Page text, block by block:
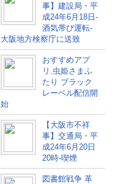
事】建設局・平
成24年6月18日-
酒気帯び運転-
大阪地方検察庁に送致
おすすめアプ
リ.虫姫さまふ
たり ブラック
レーベル配信開
始
【大阪市不祥
事】交通局・平
成24年6月20日
20時-喫煙
図書館戦争 革